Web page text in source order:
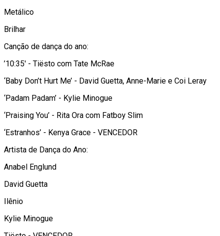
Metálico
Brilhar
Canção de dança do ano:
’10:35′ - Tiësto com Tate McRae
‘Baby Don’t Hurt Me’ - David Guetta, Anne-Marie e Coi Leray
‘Padam Padam’ - Kylie Minogue
‘Praising You’ - Rita Ora com Fatboy Slim
‘Estranhos’ - Kenya Grace - VENCEDOR
Artista de Dança do Ano:
Anabel Englund
David Guetta
Ilênio
Kylie Minogue